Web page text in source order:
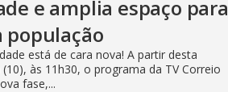
e amplia espaço para
população
está de cara nova! A partir desta
às 11h30, o programa da TV Correio
fase,...